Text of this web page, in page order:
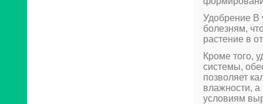
Удобрение B
болезням,
растение в
Кроме того,
системы,
позволяет
влажности,
условиям